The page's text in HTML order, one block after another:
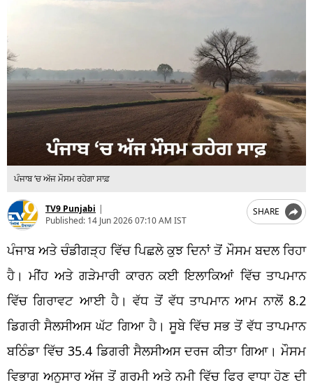
ਪੰਜਾਬ ‘ਚ ਅੱਜ ਮੌਸਮ ਰਹੇਗਾ ਸਾਫ਼
TV9 Punjabi |
Published: 14 Jun 2026 07:10 AM IST
SHARE
ਪੰਜਾਬ ਅਤੇ ਚੰਡੀਗੜ੍ਹ ਵਿੱਚ ਪਿਛਲੇ ਕੁਝ ਦਿਨਾਂ ਤੋਂ ਮੌਸਮ ਬਦਲ ਰਿਹਾ
ਹੈ। ਮੀਂਹ ਅਤੇ ਗੜੇਮਾਰੀ ਕਾਰਨ ਕਈ ਇਲਾਕਿਆਂ ਵਿੱਚ ਤਾਪਮਾਨ
ਵਿੱਚ ਗਿਰਾਵਟ ਆਈ ਹੈ। ਵੱਧ ਤੋਂ ਵੱਧ ਤਾਪਮਾਨ ਆਮ ਨਾਲੋਂ 8.2
ਡਿਗਰੀ ਸੈਲਸੀਅਸ ਘੱਟ ਗਿਆ ਹੈ। ਸੂਬੇ ਵਿੱਚ ਸਭ ਤੋਂ ਵੱਧ ਤਾਪਮਾਨ
ਬਠਿੰਡਾ ਵਿੱਚ 35.4 ਡਿਗਰੀ ਸੈਲਸੀਅਸ ਦਰਜ ਕੀਤਾ ਗਿਆ। ਮੌਸਮ
ਵਿਭਾਗ ਅਨੁਸਾਰ ਅੱਜ ਤੋਂ ਗਰਮੀ ਅਤੇ ਨਮੀ ਵਿੱਚ ਫਿਰ ਵਾਧਾ ਹੋਣ ਦੀ